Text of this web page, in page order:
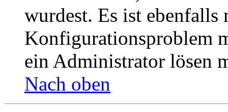
wurdest. Es ist ebenfalls
Konfigurationsproblem
ein Administrator lösen
Nach oben